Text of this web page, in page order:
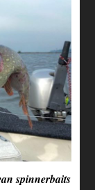
spinnerbaits